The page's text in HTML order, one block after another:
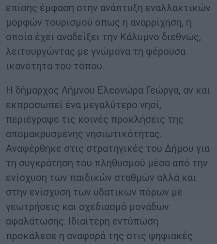
επίσης έμφαση στην ανάπτυξη εναλλακτικών
μορφών τουρισμού όπως η αναρρίχηση, η
οποία έχει αναδείξει την Κάλυμνο διεθνώς,
λειτουργώντας με γνώμονα τη φέρουσα
ικανότητα του τόπου.
Η δήμαρχος Λήμνου Ελεονώρα Γεώργα, αν και
εκπροσωπεί ένα μεγαλύτερο νησί,
περιέγραψε τις κοινές προκλήσεις της
απομακρυσμένης νησιωτικότητας.
Αναφέρθηκε στις στρατηγικές του Δήμου για
τη συγκράτηση του πληθυσμού μέσα από την
ενίσχυση των παιδικών σταθμών αλλά και
στην ενίσχυση των υδατικών πόρων με
γεωτρήσεις και σχεδιασμό μονάδων
αφαλάτωσης. Ιδιαίτερη εντύπωση
προκάλεσε η αναφορά της στις ψηφιακές